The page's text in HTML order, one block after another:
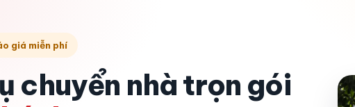
giá miễn phí
chuyển nhà trọn gói